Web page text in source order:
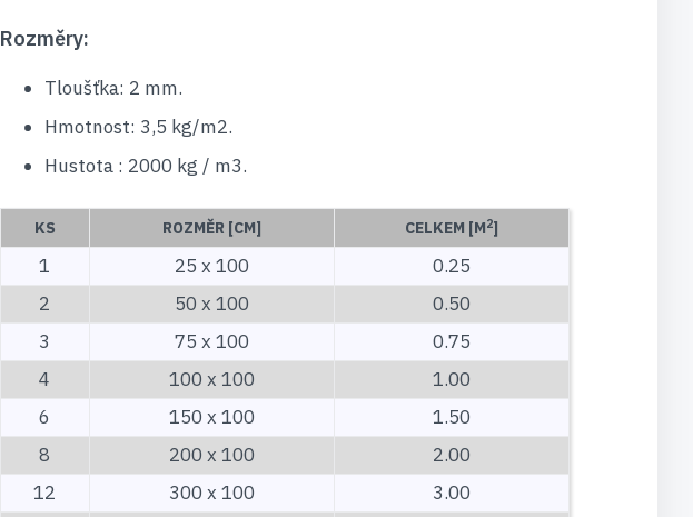
Rozměry:
Tloušťka: 2 mm.
Hmotnost: 3,5 kg/m2.
Hustota : 2000 kg / m3.
KS ROZMĚR [CM] CELKEM [M2]
1 25 x 100
0.25
2
50 x 100
0.50
3
75 x 100
0.75
4
100 x 100
1.00
6
150 x 100
1.50
8
200 x 100
2.00
12
300 x 100
3.00